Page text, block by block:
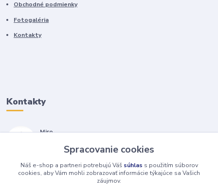
Obchodné podmienky
Fotogaléria
Kontakty
Kontakty
Miro
(Po-Pia, 7-17 hod.)
isopneumatiky@isopneumatiky.sk
Spracovanie cookies
Náš e-shop a partneri potrebujú Váš súhlas s použitím súborov
cookies, aby Vám mohli zobrazovať informácie týkajúce sa Vašich
záujmov.